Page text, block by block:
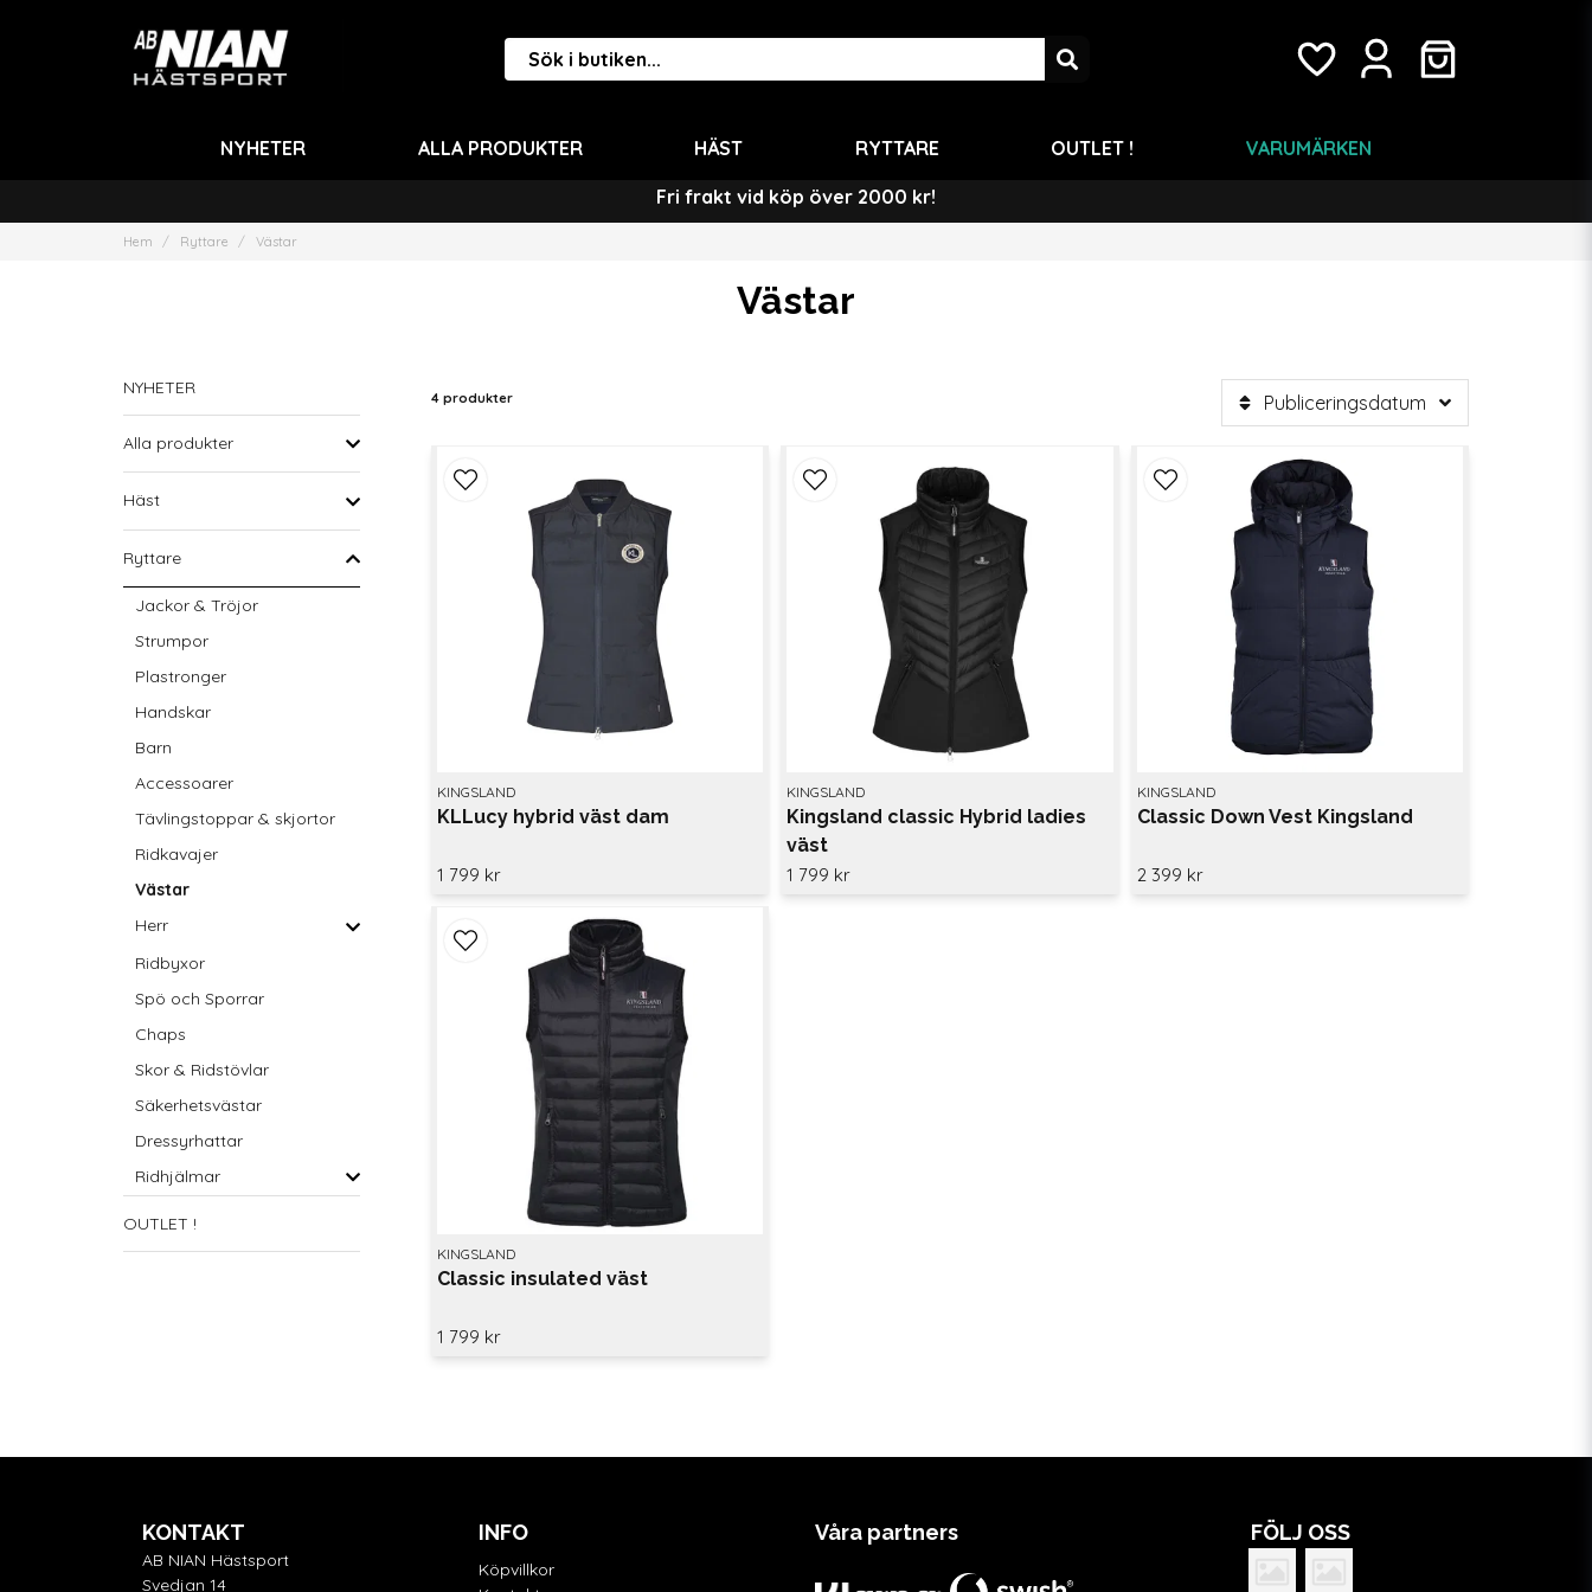
NYHETER ALLA PRODUKTER HÄST RYTTARE OUTLET ! VARUMÄRKEN
Fri frakt vid köp över 2000 kr!
Hem Ryttare Västar
Västar
NYHETER
Alla produkter
Häst
Ryttare
Jackor & Tröjor
Strumpor
Plastronger
Handskar
Barn
Accessoarer
Tävlingstoppar & skjortor
Ridkavajer
Västar
Herr
Ridbyxor
Spö och Sporrar
Chaps
Skor & Ridstövlar
Säkerhetsvästar
Dressyrhattar
Ridhjälmar
OUTLET !
4 produkter Publiceringsdatum
KINGSLAND
KLLucy hybrid väst dam
1 799 kr
KINGSLAND
Kingsland classic Hybrid ladies
väst
1 799 kr
KINGSLAND
Classic Down Vest Kingsland
2 399 kr
KINGSLAND
Classic insulated väst
1 799 kr
KONTAKT
AB NIAN Hästsport
Svedjan 14
INFO
Köpvillkor
Våra partners FÖLJ OSS